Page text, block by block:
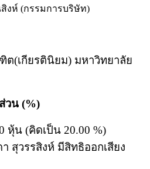
งห์​ (กรรมการบริษัท)
(เกียรตินิยม) มหาวิทยาลัย
วน (%)​
หุ้น (คิดเป็น 20.00 %)
สุวรรสิงห์ มีสิทธิออกเสียง